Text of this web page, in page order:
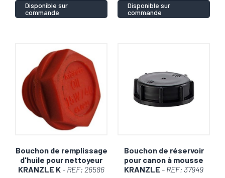
Disponible sur
commande
Disponible sur
commande
Bouchon de remplissage
d'huile pour nettoyeur
KRANZLE K - REF: 26586
Bouchon de réservoir
pour canon à mousse
KRANZLE - REF: 37949